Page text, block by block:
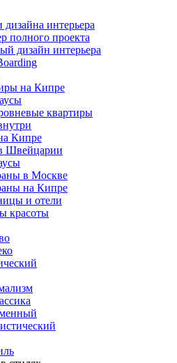
дизайна интерьера
полного проекта
дизайн интерьера
на Кипре
квартиры
Кипре
Швейцарии
в Москве
на Кипре
и отели
красоты